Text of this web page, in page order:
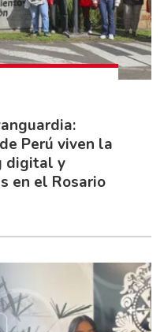
Perú viven la
digital y
en el Rosario